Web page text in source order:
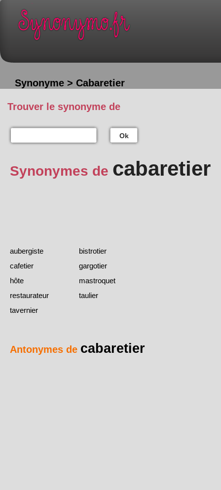
Synonyme > Cabaretier
Trouver le synonyme de
Ok
Synonymes de cabaretier
aubergiste
bistrotier
cafetier
gargotier
hôte
mastroquet
restaurateur
taulier
tavernier
Antonymes de cabaretier